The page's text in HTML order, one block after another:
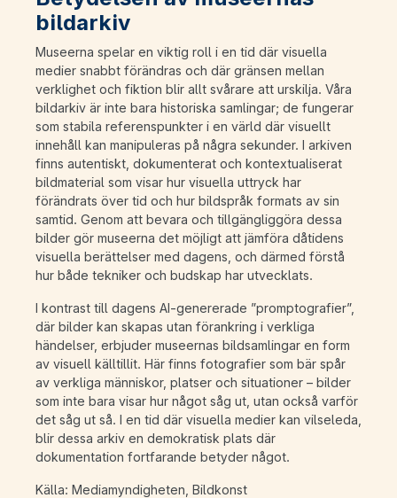
bildarkiv
Museerna spelar en viktig roll i en tid där visuella
medier snabbt förändras och där gränsen mellan
verklighet och fiktion blir allt svårare att urskilja. Våra
bildarkiv är inte bara historiska samlingar; de fungerar
som stabila referenspunkter i en värld där visuellt
innehåll kan manipuleras på några sekunder. I arkiven
finns autentiskt, dokumenterat och kontextualiserat
bildmaterial som visar hur visuella uttryck har
förändrats över tid och hur bildspråk formats av sin
samtid. Genom att bevara och tillgängliggöra dessa
bilder gör museerna det möjligt att jämföra dåtidens
visuella berättelser med dagens, och därmed förstå
hur både tekniker och budskap har utvecklats.
I kontrast till dagens AI-genererade ”promptografier”,
där bilder kan skapas utan förankring i verkliga
händelser, erbjuder museernas bildsamlingar en form
av visuell källtillit. Här finns fotografier som bär spår
av verkliga människor, platser och situationer – bilder
som inte bara visar hur något såg ut, utan också varför
det såg ut så. I en tid där visuella medier kan vilseleda,
blir dessa arkiv en demokratisk plats där
dokumentation fortfarande betyder något.
Källa: Mediamyndigheten, Bildkonst